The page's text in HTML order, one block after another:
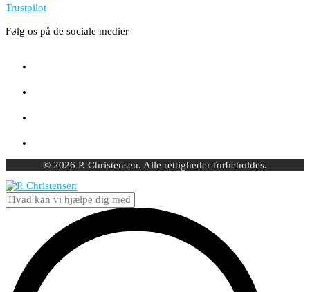
Trustpilot
Følg os på de sociale medier
© 2026 P. Christensen. Alle rettigheder forbeholdes.